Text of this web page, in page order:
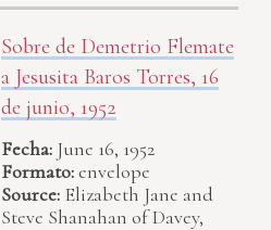
Sobre de Demetrio Flemate
a Jesusita Baros Torres, 16
de junio, 1952
Fecha: June 16, 1952
Formato:envelope
Source: Elizabeth Jane and
Steve Shanahan of Davey,